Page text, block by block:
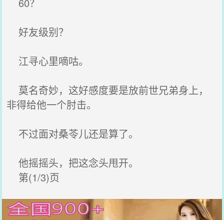
好友级别？
江寻心里嘀咕。
莫名奇妙，这好感度要是放前世兄弟身上，
非得给他一个肘击。
不过面对桑苓儿还是算了。
他摇摇头，把这念头甩开。
第(1/3)页